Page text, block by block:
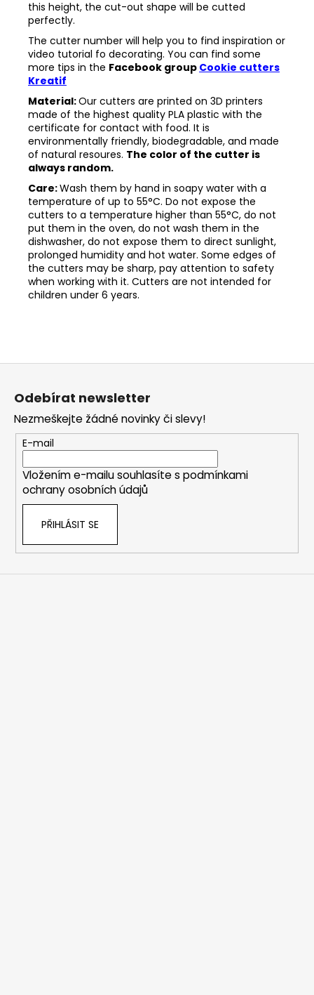
this height, the cut-out shape will be cutted
perfectly.
The cutter number will help you to find inspiration or
video tutorial fo decorating. You can find some
more tips in the Facebook group Cookie cutters
Kreatif
Material:Our cutters are printed on 3D printers
made of the highest quality PLA plastic with the
certificate for contact with food. It is
environmentally friendly, biodegradable, and made
of natural resoures. The color of the cutter is
always random.
Care:Wash them by hand in soapy water with a
temperature of up to 55°C. Do not expose the
cutters to a temperature higher than 55°C, do not
put them in the oven, do not wash them in the
dishwasher, do not expose them to direct sunlight,
prolonged humidity and hot water. Some edges of
the cutters may be sharp, pay attention to safety
when working with it. Cutters are not intended for
children under 6 years.
Z
Odebírat newsletter
Nezmeškejte žádné novinky či slevy!
E-mail
Vložením e-mailu souhlasíte s podmínkami
ochrany osobních údajů
PŘIHLÁSIT SE